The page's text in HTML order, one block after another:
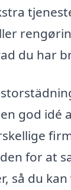
du har
god idé
for at
så du